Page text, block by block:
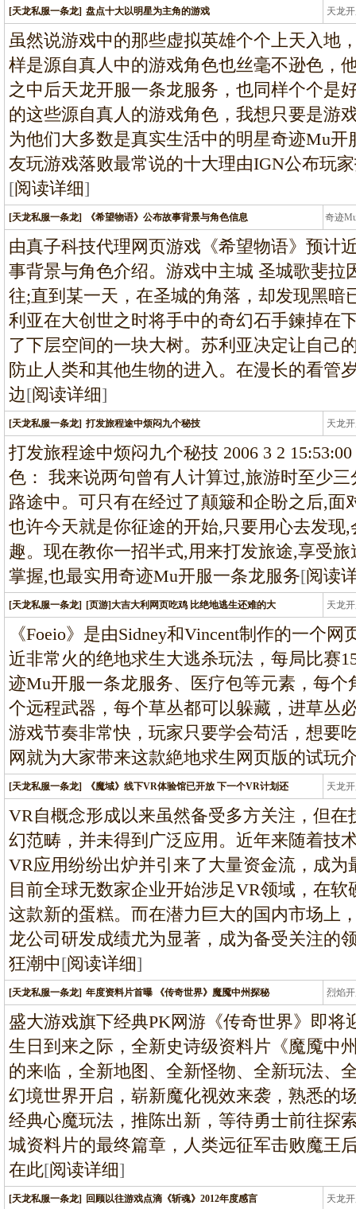
[天龙私服一条龙] 盘点十大以明星为主角的游戏 天龙
虽然说游戏中的那些虚拟英雄个个上天入地
样是源自真人中的游戏角色也丝毫不逊色，
之中后天龙开服一条龙服务，也同样个个是
的这些源自真人的游戏角色，我想只要是游
为他们大多数是真实生活中的明星奇迹Mu
友玩游戏落败最常说的十大理由IGN公布玩
[阅读详细]
[天龙私服一条龙] 《希望物语》公布故事背景与角色信息 奇迹
条
由真子科技代理网页游戏《希望物语》预计
事背景与角色介绍。游戏中主城 圣城歌斐拉
往;直到某一天，在圣城的角落，却发现黑
利亚在大创世之时将手中的奇幻石手鍊掉在
了下层空间的一块大树。苏利亚决定让自己
防止人类和其他生物的进入。在漫长的看管
边[阅读详细]
[天龙私服一条龙] 打发旅程途中烦闷九个秘技 天龙
龙
打发旅程途中烦闷九个秘技 2006 3 2
色： 我来说两句曾有人计算过,旅游时至少
路途中。可只有在经过了颠簸和企盼之后,面
也许今天就是你征途的开始,只要用心去发现
趣。现在教你一招半式,用来打发旅途,享受
掌握,也最实用奇迹Mu开服一条龙服务[阅读
[天龙私服一条龙] [页游]大吉大利网页吃鸡 比绝地逃生还难的大 天龙
龙
《Foeio》是由Sidney和Vincent制作的一个
近非常火的绝地求生大逃杀玩法，每局比赛
迹Mu开服一条龙服务、医疗包等元素，每
个远程武器，每个草丛都可以躲藏，进草丛
游戏节奏非常快，玩家只要学会苟活，想要
网就为大家带来这款絶地求生网页版的试玩
[天龙私服一条龙] 《魔域》线下VR体验馆已开放 下一个VR计划还 天龙
龙
VR自概念形成以来虽然备受多方关注，但
幻范畴，并未得到广泛应用。近年来随着技
VR应用纷纷出炉并引来了大量资金流，成
目前全球无数家企业开始涉足VR领域，在
这款新的蛋糕。而在潜力巨大的国内市场上
龙公司研发成绩尤为显著，成为备受关注的
狂潮中[阅读详细]
[天龙私服一条龙] 年度资料片首曝 《传奇世界》魔魇中州探秘 烈焰
龙
盛大游戏旗下经典PK网游《传奇世界》即将
生日到来之际，全新史诗级资料片《魔魇中
的来临，全新地图、全新怪物、全新玩法、
幻境世界开启，崭新魔化视效来袭，熟悉的
经典心魔玩法，推陈出新，等待勇士前往探
城资料片的最终篇章，人类远征军击败魔王
在此[阅读详细]
[天龙私服一条龙] 回顾以往游戏点滴《斩魂》2012年度感言 天龙